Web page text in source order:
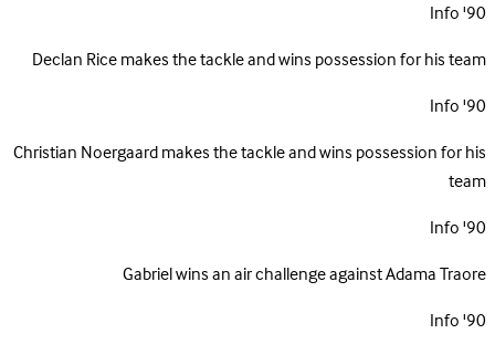
90'
Info
Declan Rice makes the tackle and wins possession for his team
90'
Info
Christian Noergaard makes the tackle and wins possession for his
team
90'
Info
Gabriel wins an air challenge against Adama Traore
90'
Info